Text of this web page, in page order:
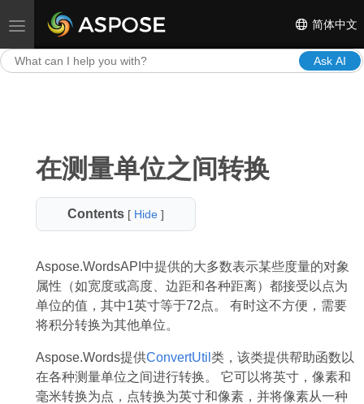
Toggle navigation 简体中文
Ask AI
在测量单位之间转换
Contents [ Hide]
Aspose.WordsAPI中提供的大多数表示某些度量的对象
属性（如宽度或高度、边距和各种距离）都接受以点为
单位的值，其中1英寸等于72点。 有时这不方便，需要
将积分转换为其他单位。
Aspose.Words提供ConvertUtil 类，该类提供帮助函数以
在各种测量单位之间进行转换。 它可以将英寸，像素和
毫米转换为点，点转换为英寸和像素，并将像素从一种